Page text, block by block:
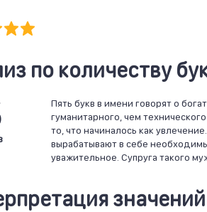
по количеству
Пять букв в имени говорят о
гуманитарного, чем
то, что начиналось как
вырабатывают в себе
уважительное. Супруга такого